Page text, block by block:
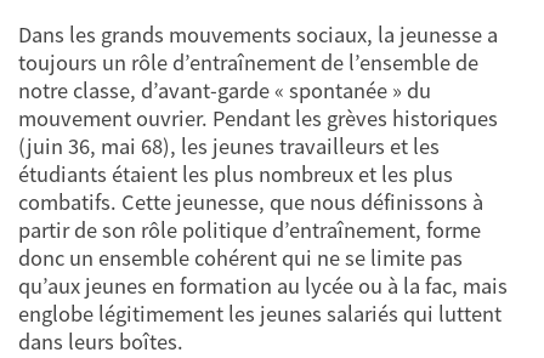
Dans les grands mouvements sociaux, la jeunesse a
toujours un rôle d’entraînement de l’ensemble de
notre classe, d’avant-garde « spontanée » du
mouvement ouvrier. Pendant les grèves historiques
(juin 36, mai 68), les jeunes travailleurs et les
étudiants étaient les plus nombreux et les plus
combatifs. Cette jeunesse, que nous définissons à
partir de son rôle politique d’entraînement, forme
donc un ensemble cohérent qui ne se limite pas
qu’aux jeunes en formation au lycée ou à la fac, mais
englobe légitimement les jeunes salariés qui luttent
dans leurs boîtes.